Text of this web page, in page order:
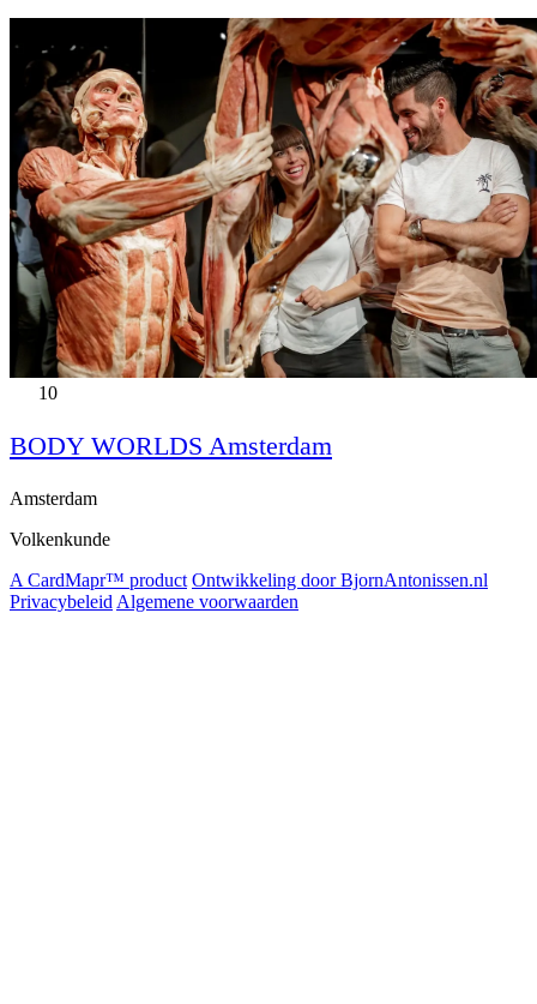
10
BODY WORLDS Amsterdam
Amsterdam
Volkenkunde
A CardMapr™ product Ontwikkeling door BjornAntonissen.nl
Privacybeleid Algemene voorwaarden